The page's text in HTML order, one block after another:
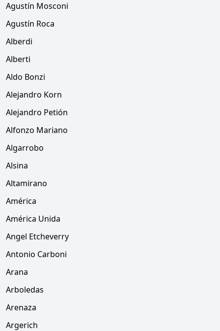
Agustín Mosconi
Agustín Roca
Alberdi
Alberti
Aldo Bonzi
Alejandro Korn
Alejandro Petión
Alfonzo Mariano
Algarrobo
Alsina
Altamirano
América
América Unida
Angel Etcheverry
Antonio Carboni
Arana
Arboledas
Arenaza
Argerich